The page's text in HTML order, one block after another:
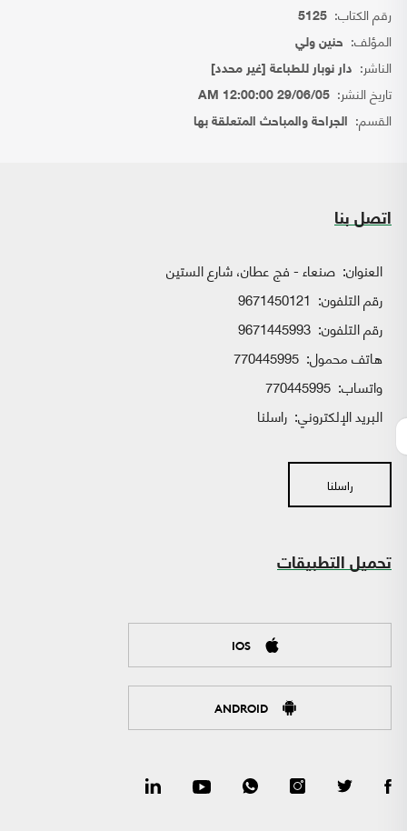
رقم الكتاب: 5125
المؤلف: حنين ولي
الناشر: دار نوبار للطباعة [غير محدد]
تاريخ النشر: 29/06/05 12:00:00 AM
القسم: الجراحة والمباحث المتعلقة بها
اتصل بنا
العنوان: صنعاء - فج عطان، شارع الستين
رقم التلفون: 9671450121
رقم التلفون: 9671445993
هاتف محمول: 770445995
واتساب:
البريد الإلكتروني: راسلنا
راسلنا
تحميل التطبيقات
IOS
ANDROID